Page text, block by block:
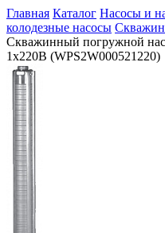
Главная Каталог Насосы и
колодезные насосы
Скважинный погружной
1х220В (WPS2W000521220)